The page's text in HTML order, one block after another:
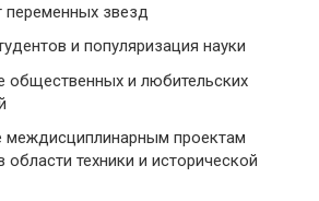
переменных звезд
и популяризация науки
общественных и любительских
междисциплинарным проектам
области техники и исторической